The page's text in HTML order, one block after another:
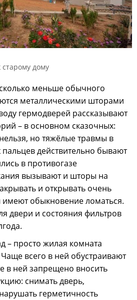
дому
меньше обычного
металлическими шторами
гермодверей рассказывают
– в основном сказочных:
но тяжёлые травмы в
действительно бывают
в противогазе
вызывают и шторы на
и открывать очень
обыкновение ломаться.
двери и состояния фильтров
– просто жилая комната
всего в ней обустраивают
в ней запрещено вносить
снимать дверь,
герметичность